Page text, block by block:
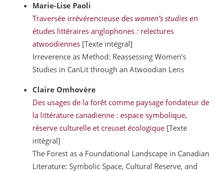
Marie-Lise Paoli
Traversée irrévérencieuse deswomen’s studies en
études littéraires anglophones : relectures
atwoodiennes [Texte intégral]
Irreverence as Method: Reassessing Women’s
Studies in CanLit through an Atwoodian Lens
Claire Omhovère
Des usages de la forêt comme paysage fondateur de
la littérature canadienne : espace symbolique,
réserve culturelle et creuset écologique [Texte
intégral]
The Forest as a Foundational Landscape in Canadian
Literature: Symbolic Space, Cultural Reserve, and